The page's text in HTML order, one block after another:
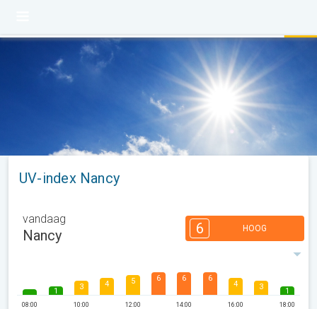
UV-index Nancy
vandaag
Nancy 6 HOOG
08:00
1 3
10:00
4 5
12:00
6 6
14:00
6
4
16:00
3 1
18:00